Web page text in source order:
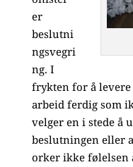
er
beslutni
ngsvegri
ng. I
frykten for å levere
arbeid ferdig som
velger en i stede å
beslutningen eller
orker ikke følelsen